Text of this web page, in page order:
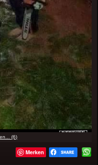
(6)
Merken